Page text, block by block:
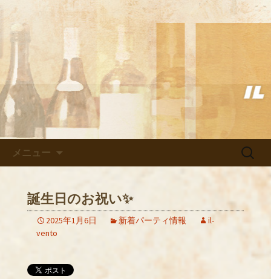
武蔵小杉の美味しいイタリアン
「イルヴェント」のブログ
武蔵小杉の美味しいイタリアン「イル
ヴェント」のブログ
メニュー
検
誕生日のお祝い✨
2025年1月6日 新着パーティ情報
il-
vento